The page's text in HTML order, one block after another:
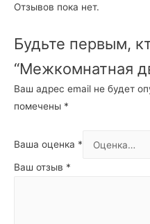
Отзывов пока нет.
Будьте первым,
“Межкомнатная
Ваш адрес email не будет
помечены *
Ваша оценка *
Ваш отзыв *